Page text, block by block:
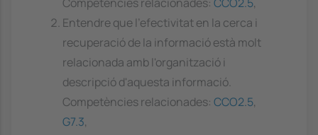
Competències relacionades: CCO2.5,
Entendre que l'efectivitat en la cerca i
recuperació de la informació està molt
relacionada amb l'organització i
descripció d'aquesta informació.
Competències relacionades: CCO2.5,
G7.3,